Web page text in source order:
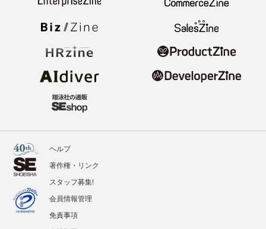
ヘルプ
著作権・リンク
スタッフ募集!
会員情報管理
免責事項